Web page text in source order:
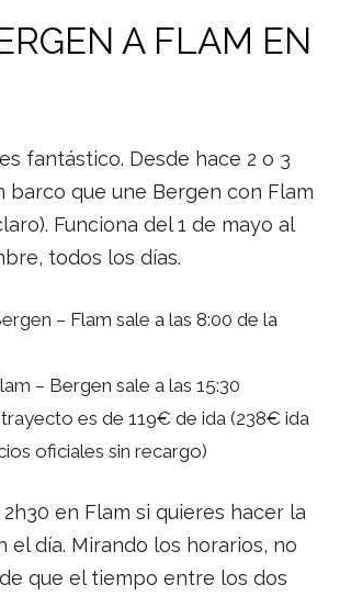
A FLAM EN
fantástico. Desde hace 2 o 3
barco que une Bergen con Flam
Funciona del 1 de mayo al
todos los días.
– Flam sale a las 8:00 de la
– Bergen sale a las 15:30
es de 119€ de ida (238€ ida
oficiales sin recargo)
2h30 en Flam si quieres hacer la
el día. Mirando los horarios, no
que el tiempo entre los dos